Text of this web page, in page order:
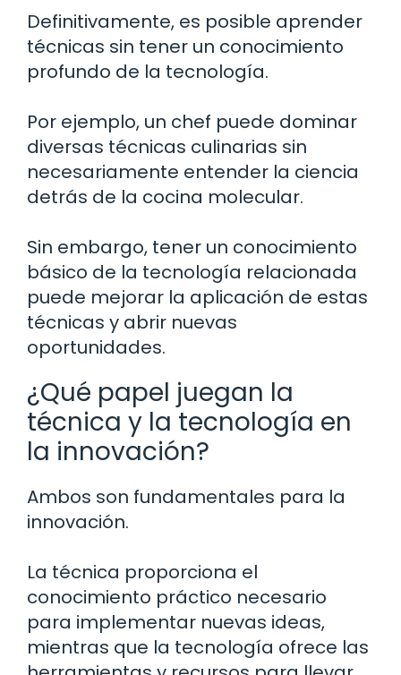
Definitivamente, es posible aprender
técnicas sin tener un conocimiento
profundo de la tecnología.
Por ejemplo, un chef puede dominar
diversas técnicas culinarias sin
necesariamente entender la ciencia
detrás de la cocina molecular.
Sin embargo, tener un conocimiento
básico de la tecnología relacionada
puede mejorar la aplicación de estas
técnicas y abrir nuevas
oportunidades.
¿Qué papel juegan la
técnica y la tecnología en
la innovación?
Ambos son fundamentales para la
innovación.
La técnica proporciona el
conocimiento práctico necesario
para implementar nuevas ideas,
mientras que la tecnología ofrece las